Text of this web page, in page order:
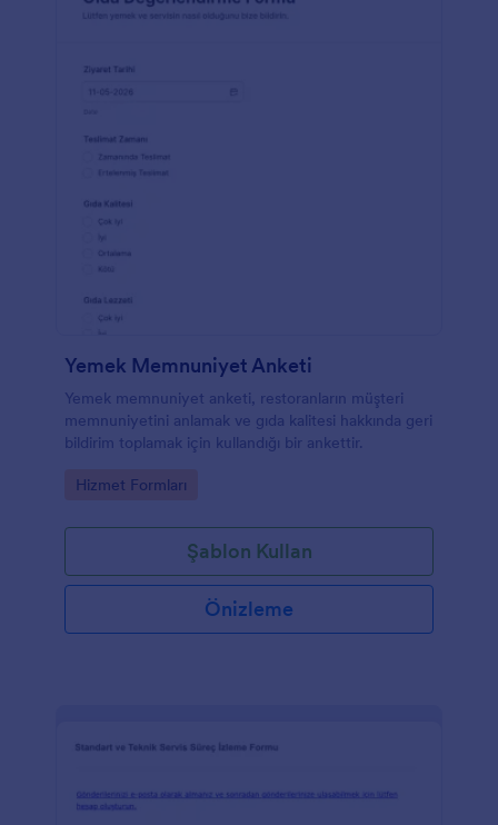
Yemek Memnuniyet Anketi
Yemek memnuniyet anketi, restoranların müşteri
memnuniyetini anlamak ve gıda kalitesi hakkında geri
bildirim toplamak için kullandığı bir ankettir.
Go to Category:
Hizmet Formları
Şablon Kullan
Önizleme